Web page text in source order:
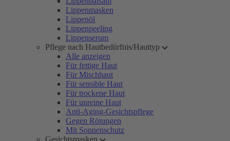
Lippenmasken
Lippenöl
Lippenpeeling
Lippenserum
Pflege nach Hautbedürfnis/Hauttyp
Alle anzeigen
Für fettige Haut
Für Mischhaut
Für sensible Haut
Für trockene Haut
Für unreine Haut
Anti-Aging-Gesichtspflege
Gegen Rötungen
Mit Sonnenschutz
Gesichtsmasken